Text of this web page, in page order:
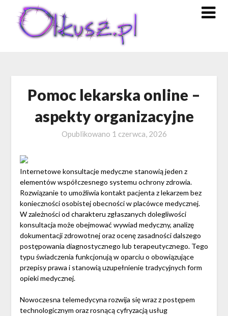
content
Pomoc lekarska online –
aspekty organizacyjne
Opublikowano 1 czerwca, 2026
Internetowe konsultacje medyczne stanowią jeden z
elementów współczesnego systemu ochrony zdrowia.
Rozwiązanie to umożliwia kontakt pacjenta z lekarzem bez
konieczności osobistej obecności w placówce medycznej.
W zależności od charakteru zgłaszanych dolegliwości
konsultacja może obejmować wywiad medyczny, analizę
dokumentacji zdrowotnej oraz ocenę zasadności dalszego
postępowania diagnostycznego lub terapeutycznego. Tego
typu świadczenia funkcjonują w oparciu o obowiązujące
przepisy prawa i stanowią uzupełnienie tradycyjnych form
opieki medycznej.
Nowoczesna telemedycyna rozwija się wraz z postępem
technologicznym oraz rosnącą cyfryzacją usług